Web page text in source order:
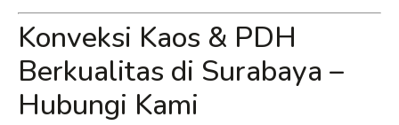
Konveksi Kaos & PDH
Berkualitas di Surabaya –
Hubungi Kami